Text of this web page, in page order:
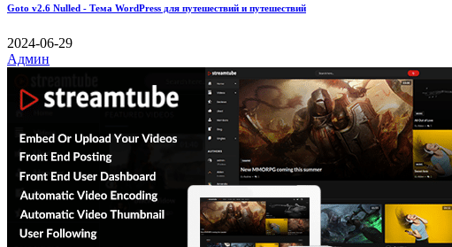
Goto v2.6 Nulled - Тема WordPress для путешествий и путешествий
2024-06-29
Админ